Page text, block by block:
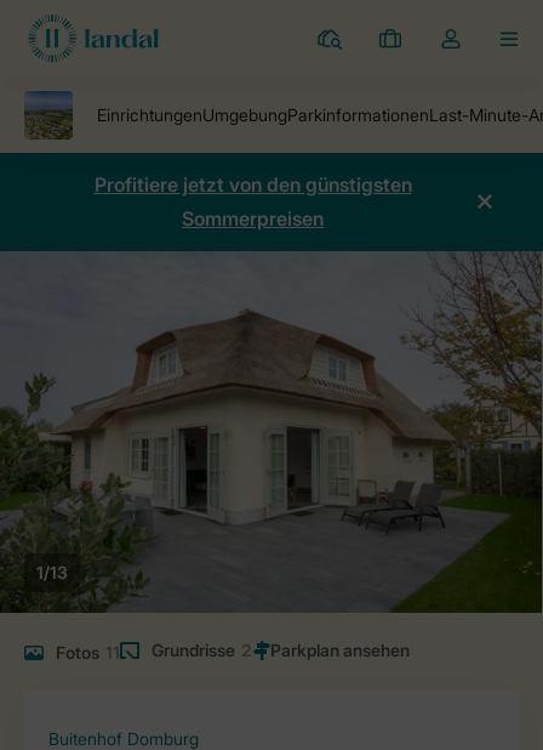
Ferienparks
Meine
Dropdown-
öffnen
Profitiere jetzt von den günstigsten
Sommerpreisen
1/13
Fotos 11 Grundrisse 2
Buitenhof Domburg